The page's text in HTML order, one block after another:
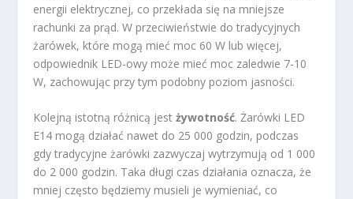
energii elektrycznej, co przekłada się na mniejsze
rachunki za prąd. W przeciwieństwie do tradycyjnych
żarówek, które mogą mieć moc 60 W lub więcej,
odpowiednik LED-owy może mieć moc zaledwie 7-10
W, zachowując przy tym podobny poziom jasności.
Kolejną istotną różnicą jestżywotność. Żarówki LED
E14 mogą działać nawet do 25 000 godzin, podczas
gdy tradycyjne żarówki zazwyczaj wytrzymują od 1 000
do 2 000 godzin. Taka długi czas działania oznacza, że
mniej często będziemy musieli je wymieniać, co